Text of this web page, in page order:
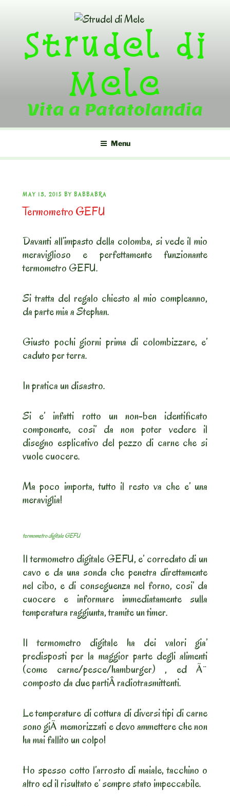
contentStrudel di
Mele
Vita a Patatolandia
Menu
POSTED
ON
MAY 13, 2015 BY BABBABRA
Termometro GEFU
Davanti all’impasto della colomba, si vede il mio
meraviglioso e perfettamente funzionante
termometro GEFU.
Si tratta del regalo chiesto al mio compleanno,
da parte mia a Stephan.
Giusto pochi giorni prima di colombizzare, e’
caduto per terra.
In pratica un disastro.
Si e’ infatti rotto un non-ben identificato
componente, cosi’ da non poter vedere il
disegno esplicativo del pezzo di carne che si
vuole cuocere.
Ma poco importa, tutto il resto va che e’ una
meraviglia!
termometro digitale GEFU
Il termometro digitale GEFU, e’ corredato di un
cavo e da una sonda che penetra direttamente
nel cibo, e di conseguenza nel forno, cosi’ da
cuocere e informare immediatamente sulla
temperatura raggiunta, tramite un timer.
Il termometro digitale ha dei valori gia’
predisposti per la maggior parte degli alimenti
(come carne/pesce/hamburger) , ed Ã¨
composto da due partiÂ radiotrasmittenti.
Le temperature di cottura di diversi tipi di carne
sono giÃ memorizzati e devo ammettere che non
ha mai fallito un colpo!
Ho spesso cotto l’arrosto di maiale, tacchino o
altro ed il risultato e’ sempre stato impeccabile.